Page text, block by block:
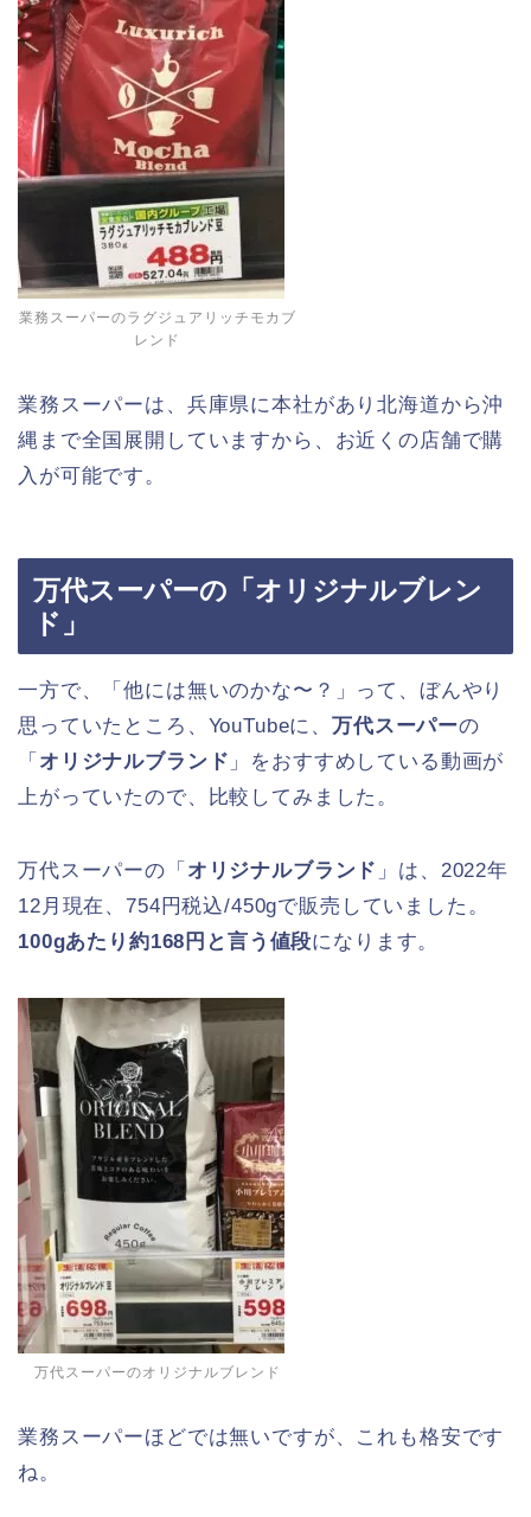
業務スーパーのラグジュアリッチモカブ
レンド
業務スーパーは、兵庫県に本社があり北海道から沖
縄まで全国展開していますから、お近くの店舗で購
入が可能です。
万代スーパーの「オリジナルブレン
ド」
一方で、「他には無いのかな〜？」って、ぼんやり
思っていたところ、YouTubeに、万代スーパーの
「 オリジナルブランド 」をおすすめしている動画が
上がっていたので、比較してみました。
万代スーパーの「 オリジナルブランド 」は、2022年
12月現在、754円税込/450gで販売していました。
100gあたり約168円と言う値段になります。
万代スーパーのオリジナルブレンド
業務スーパーほどでは無いですが、これも格安です
ね。